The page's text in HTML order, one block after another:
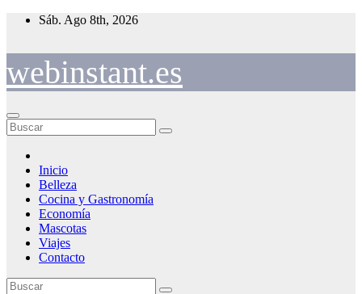
Saltar
Sáb. Ago 8th, 2026
webinstant.es
Inicio
Belleza
Cocina y Gastronomía
Economía
Mascotas
Viajes
Contacto